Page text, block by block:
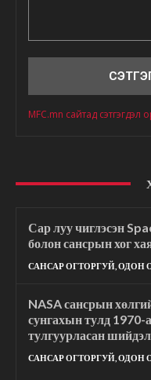
MFC.mn сайтад сэтгэгдэл
Сар луу чиглэсэн
болон сансрын хог
САНСАР ОГТОРГУЙ, ОДОН
NASA сансрын
сунгахын тулд 1970-
тулгуурласан
САНСАР ОГТОРГУЙ, ОДОН